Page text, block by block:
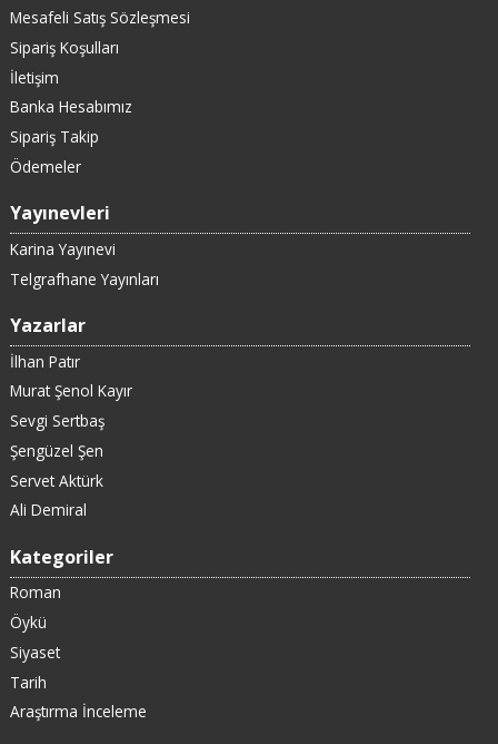
Mesafeli Satış Sözleşmesi
Sipariş Koşulları
İletişim
Banka Hesabımız
Sipariş Takip
Ödemeler
Yayınevleri
Karina Yayınevi
Telgrafhane Yayınları
Yazarlar
İlhan Patır
Murat Şenol Kayır
Sevgi Sertbaş
Şengüzel Şen
Servet Aktürk
Ali Demiral
Kategoriler
Roman
Öykü
Siyaset
Tarih
Araştırma İnceleme